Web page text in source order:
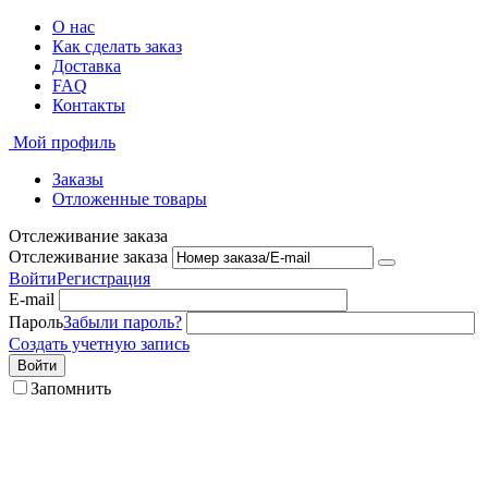
О нас
Как сделать заказ
Доставка
FAQ
Контакты
Мой профиль
Заказы
Отложенные товары
Отслеживание заказа
Отслеживание заказа
ВойтиРегистрация
E-mail
ПарольЗабыли пароль?
Создать учетную запись
Войти
Запомнить